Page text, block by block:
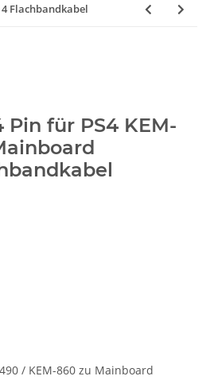
Flachbandkabel
Pin für PS4 KEM-
/ KEM-860 zu Mainboard